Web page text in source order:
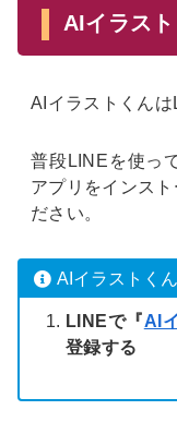
AIイラス
AIイラストくんは
普段LINEを使っ
アプリをインス
ださい。
AIイラストく
LINEで『AI
登録する